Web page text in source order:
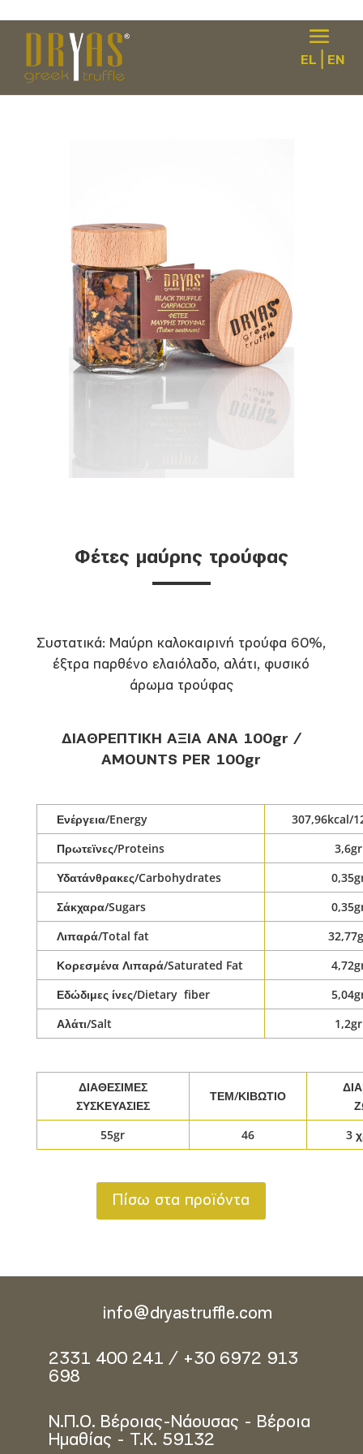
EL | EN
Φέτες μαύρης τρούφας
Συστατικά: Μαύρη καλοκαιρινή τρούφα 60%,
έξτρα παρθένο ελαιόλαδο, αλάτι, φυσικό
άρωμα τρούφας
ΔΙΑΘΡΕΠΤΙΚΗ ΑΞΙΑ ΑΝΑ 100gr /
AMOUNTS PER 100gr
Ενέργεια/Energy
307,96kcal/
Πρωτεϊνες/Proteins
3,6gr
Υδατάνθρακες/Carbohydrates
Σάκχαρα/Sugars
Λιπαρά/Total fat
Κορεσμένα Λιπαρά/Saturated Fat
Εδώδιμες ίνες/Dietary fiber
Αλάτι/Salt
1,2gr
ΔΙΑΘΕΣΙΜΕΣ
ΣΥΣΚΕΥΑΣΙΕΣ
ΤΕΜ/ΚΙΒΩΤΙΟ
55gr
46 3
Πίσω στα προϊόντα
info@dryastruffle.com
2331 400 241 / +30 6972 913
698
Ν.Π.Ο. Βέροιας-Νάουσας - Βέροια
Ημαθίας - Τ.Κ. 59132